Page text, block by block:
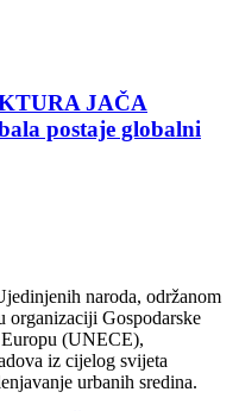
JAČA
postaje globalni
naroda, održanom
organizaciji Gospodarske
(UNECE),
iz cijelog svijeta
urbanih sredina.